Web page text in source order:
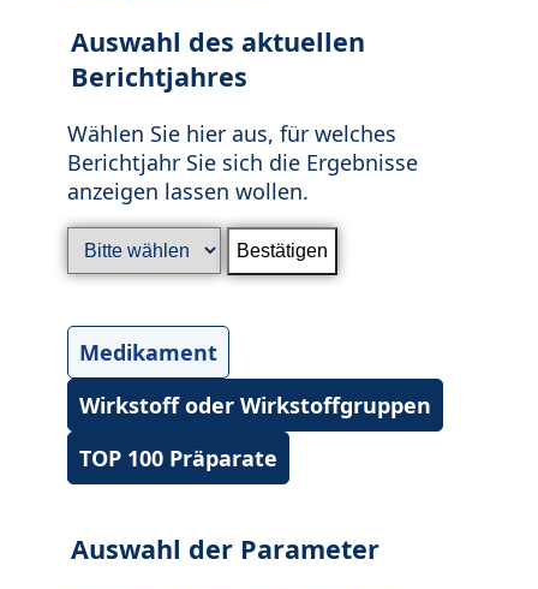
Auswahl des aktuellen
Berichtjahres
Wählen Sie hier aus, für welches
Berichtjahr Sie sich die Ergebnisse
anzeigen lassen wollen.
Medikament
Wirkstoff oder Wirkstoffgruppen
TOP 100 Präparate
Auswahl der Parameter